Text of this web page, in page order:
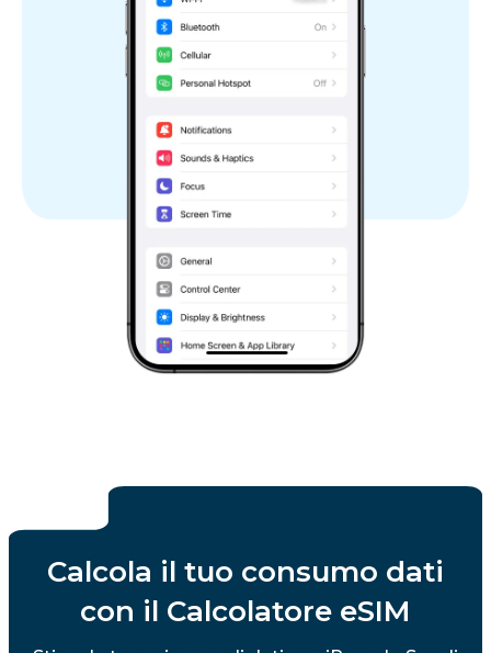
Calcola il tuo consumo dati
con il Calcolatore eSIM